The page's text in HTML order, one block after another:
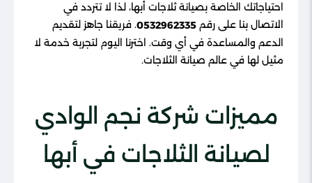
احتياجاتك الخاصة بصيانة ثلاجات أبها، لذا لا تتردد في
الاتصال بنا على رقم 0532962335. فريقنا جاهز لتقديم
الدعم والمساعدة في أي وقت. اخترنا اليوم لتجربة خدمة لا
مثيل لها في عالم صيانة الثلاجات.
مميزات شركة نجم الوادي
لصيانة الثلاجات في أبها